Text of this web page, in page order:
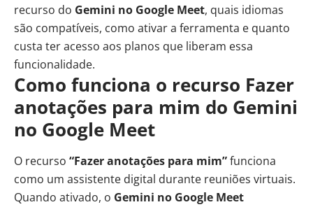
recurso do Gemini no Google Meet, quais idiomas
são compatíveis, como ativar a ferramenta e quanto
custa ter acesso aos planos que liberam essa
funcionalidade.
Como funciona o recurso Fazer
anotações para mim do Gemini
no Google Meet
O recurso “Fazer anotações para mim”funciona
como um assistente digital durante reuniões virtuais.
Quando ativado, o Gemini no Google Meet